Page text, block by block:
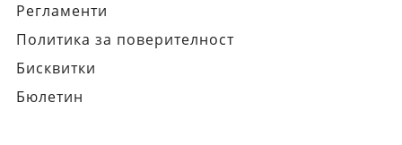
Регламенти
Политика за поверителност
Бисквитки
Бюлетин